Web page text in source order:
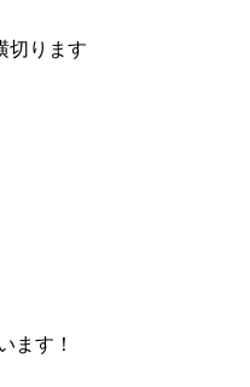
切ります
ます！